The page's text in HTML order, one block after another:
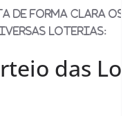
de forma clara os
loterias:
das